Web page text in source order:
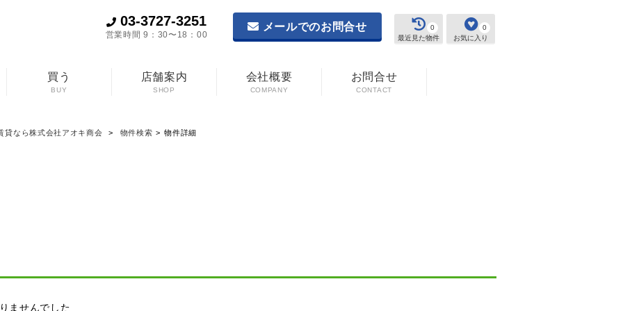
お気に入り
0
最近見た物件
0
メールでのお問合せ
03-3727-3251
営業時間 9：30〜18：00
お問合せ
CONTACT
会社概要
COMPANY
店舗案内
SHOP
買う
BUY
貸なら株式会社アオキ商会 物件検索 物件詳細
ませんでした